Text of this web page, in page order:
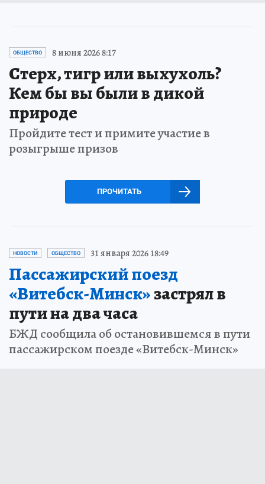
ОБЩЕСТВО 8 июня 2026 8:17
Стерх, тигр или выхухоль?
Кем бы вы были в дикой
природе
Пройдите тест и примите участие в
розыгрыше призов
ПРОЧИТАТЬ
НОВОСТИ ОБЩЕСТВО 31 января 2026 18:49
Пассажирский поезд
«Витебск-Минск»застрял в
пути на два часа
БЖД сообщила об остановившемся в пути
пассажирском поезде «Витебск-Минск»